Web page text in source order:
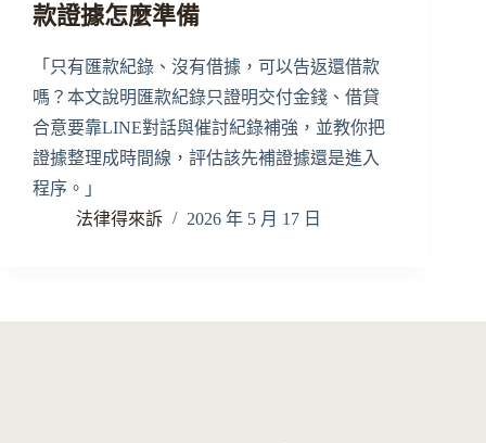
款證據怎麼準備
「只有匯款紀錄、沒有借據，可以告返還借款
嗎？本文說明匯款紀錄只證明交付金錢、借貸
合意要靠LINE對話與催討紀錄補強，並教你把
證據整理成時間線，評估該先補證據還是進入
程序。」
法律得來訴
2026 年 5 月 17 日